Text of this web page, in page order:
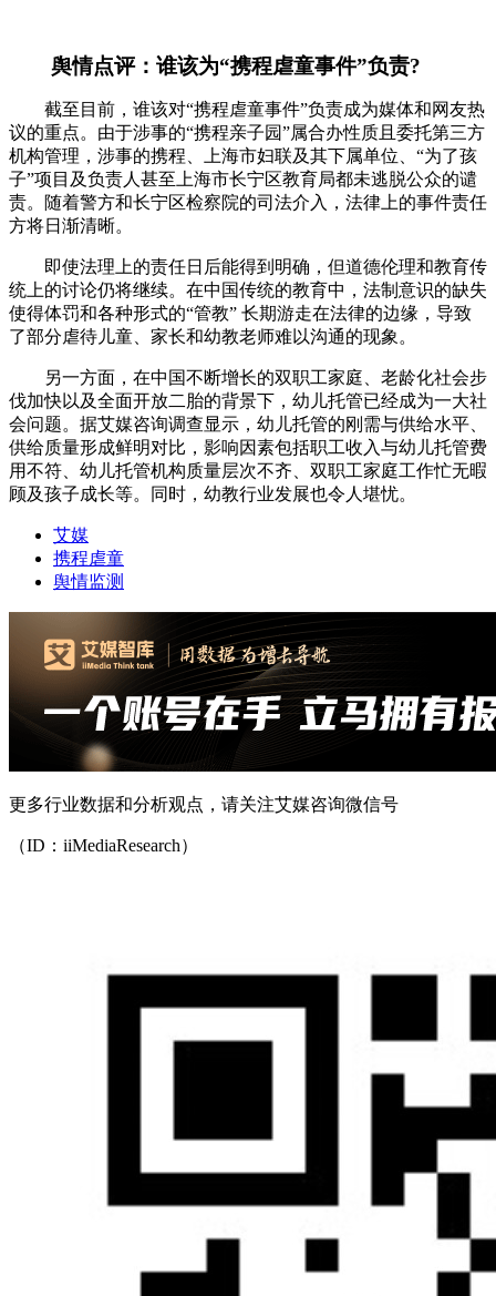
舆情点评：谁该为“携程虐童事件”负责?
截至目前，谁该对“携程虐童事件”负责成为媒体和网友热
议的重点。由于涉事的“携程亲子园”属合办性质且委托第三方
机构管理，涉事的携程、上海市妇联及其下属单位、“为了孩
子”项目及负责人甚至上海市长宁区教育局都未逃脱公众的谴
责。随着警方和长宁区检察院的司法介入，法律上的事件责任
方将日渐清晰。
即使法理上的责任日后能得到明确，但道德伦理和教育传
统上的讨论仍将继续。在中国传统的教育中，法制意识的缺失
使得体罚和各种形式的“管教” 长期游走在法律的边缘，导致
了部分虐待儿童、家长和幼教老师难以沟通的现象。
另一方面，在中国不断增长的双职工家庭、老龄化社会步
伐加快以及全面开放二胎的背景下，幼儿托管已经成为一大社
会问题。据艾媒咨询调查显示，幼儿托管的刚需与供给水平、
供给质量形成鲜明对比，影响因素包括职工收入与幼儿托管费
用不符、幼儿托管机构质量层次不齐、双职工家庭工作忙无暇
顾及孩子成长等。同时，幼教行业发展也令人堪忧。
艾媒
携程虐童
舆情监测
更多行业数据和分析观点，请关注艾媒咨询微信号
（ID：iiMediaResearch）